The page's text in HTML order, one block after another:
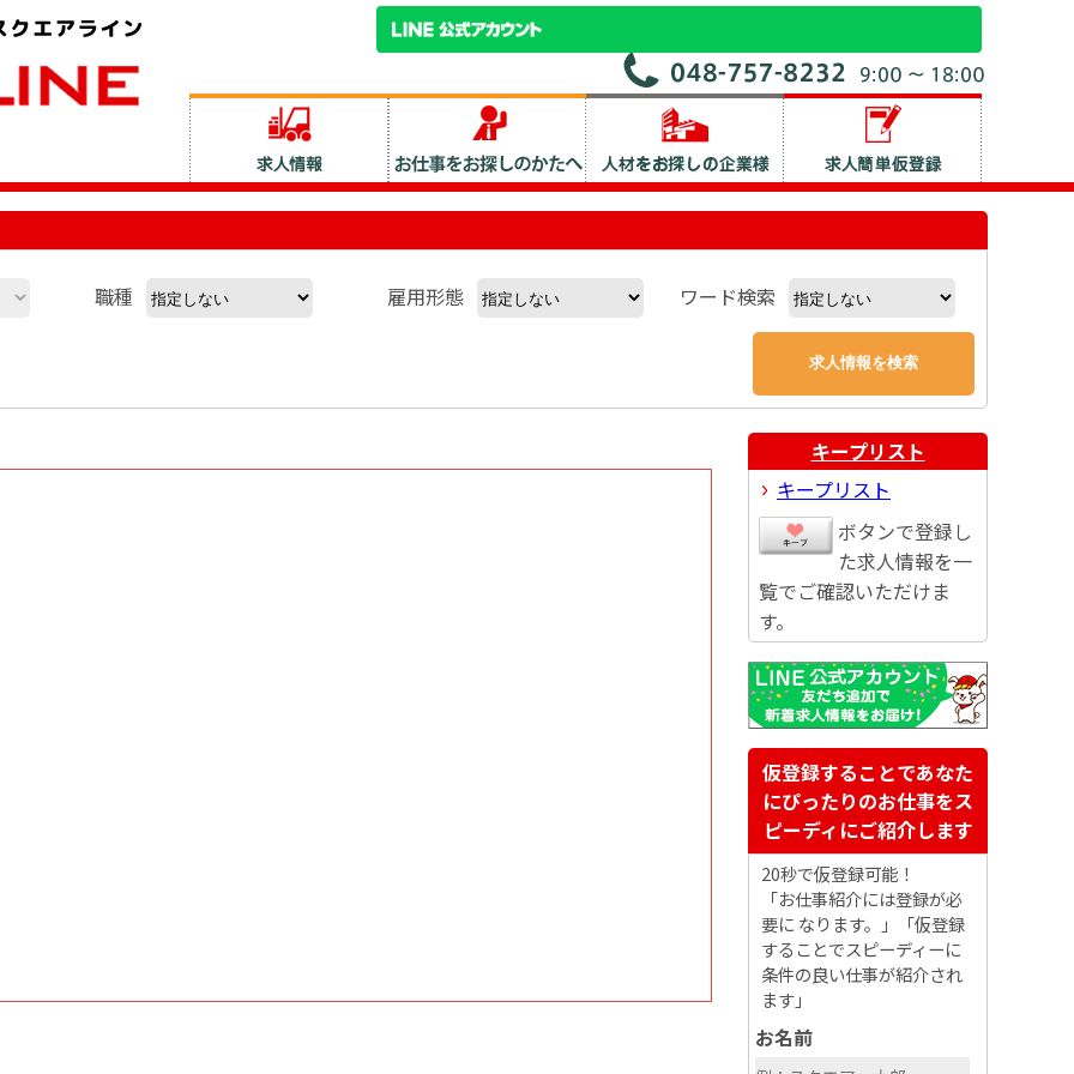
職種 雇用形態 ワード検索
キープリスト
キープリスト
ボタンで登録し
た求人情報を一
覧でご確認いただけま
す。
仮登録することであなた
にぴったりのお仕事をス
ピーディにご紹介します
20秒で仮登録可能！
「お仕事紹介には登録が必
要に なります。」「仮登録
することでスピーディーに
条件の良い仕事が紹介され
ます」
お名前